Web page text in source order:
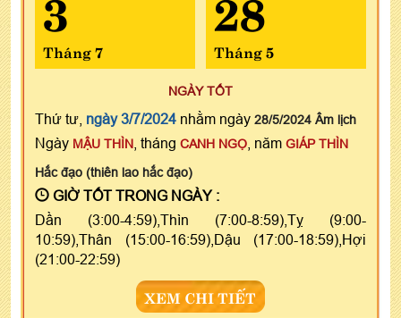
Tháng 7 Tháng 5
NGÀY TỐT
Thứ tư, ngày 3/7/2024 nhằm ngày 28/5/2024 Âm lịch
Ngày MẬU THÌN , tháng CANH NGỌ , năm GIÁP THÌN
Hắc đạo (thiên lao hắc đạo)
GIỜ TỐT TRONG NGÀY :
Dần (3:00-4:59),Thìn (7:00-8:59),Tỵ (9:00-
10:59),Thân (15:00-16:59),Dậu (17:00-18:59),Hợi
(21:00-22:59)
XEM CHI TIẾT